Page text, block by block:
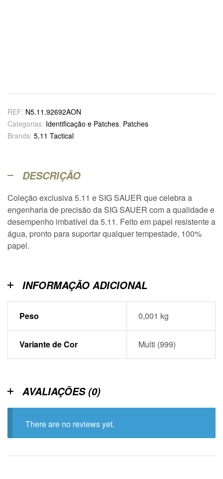
REF: N5.11.92692AON
Categorias: Identificação e Patches, Patches
Brands: 5.11 Tactical
DESCRIÇÃO
Coleção exclusiva 5.11 e SIG SAUER que celebra a
engenharia de precisão da SIG SAUER com a qualidade e
desempenho imbatível da 5.11. Feito em papel resistente a
água, pronto para suportar qualquer tempestade, 100%
papel.
INFORMAÇÃO ADICIONAL
Peso 0,001 kg
Variante de Cor Multi (999)
AVALIAÇÕES (0)
There are no reviews yet.